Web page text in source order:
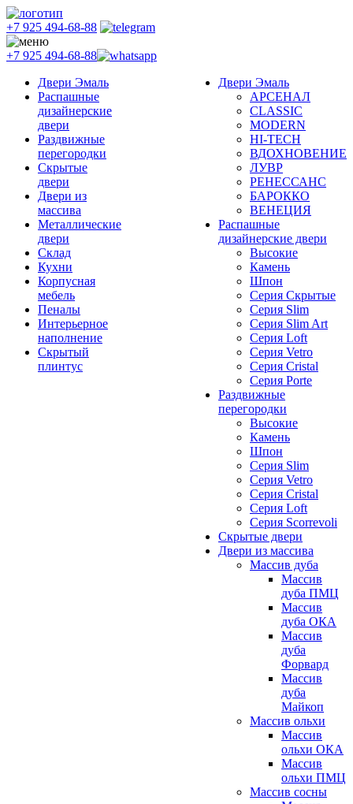
+7 925 494-68-88
+7 925 494-68-88
Двери Эмаль
Распашные
дизайнерские
двери
Раздвижные
перегородки
Скрытые
двери
Двери из
массива
Металлические
двери
Склад
Кухни
Корпусная
мебель
Пеналы
Интерьерное
наполнение
Скрытый
плинтус
Двери Эмаль
АРСЕНАЛ
CLASSIC
MODERN
HI-TECH
ВДОХНОВЕНИЕ
ЛУВР
РЕНЕССАНС
БАРОККО
ВЕНЕЦИЯ
Распашные
дизайнерские двери
Высокие
Камень
Шпон
Серия Скрытые
Серия Slim
Серия Slim Art
Серия Loft
Серия Vetro
Серия Cristal
Серия Porte
Раздвижные
перегородки
Высокие
Камень
Шпон
Серия Slim
Серия Vetro
Серия Cristal
Серия Loft
Серия Scorrevoli
Скрытые двери
Двери из массива
Массив дуба
Массив
дуба ПМЦ
Массив
дуба ОКА
Массив
дуба
Форвард
Массив
дуба
Майкоп
Массив ольхи
Массив
ольхи ОКА
Массив
ольхи ПМЦ
Массив сосны